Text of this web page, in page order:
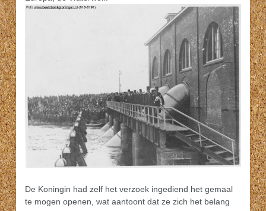
De Koningin had zelf het verzoek ingediend het gemaal
te mogen openen, wat aantoont dat ze zich het belang